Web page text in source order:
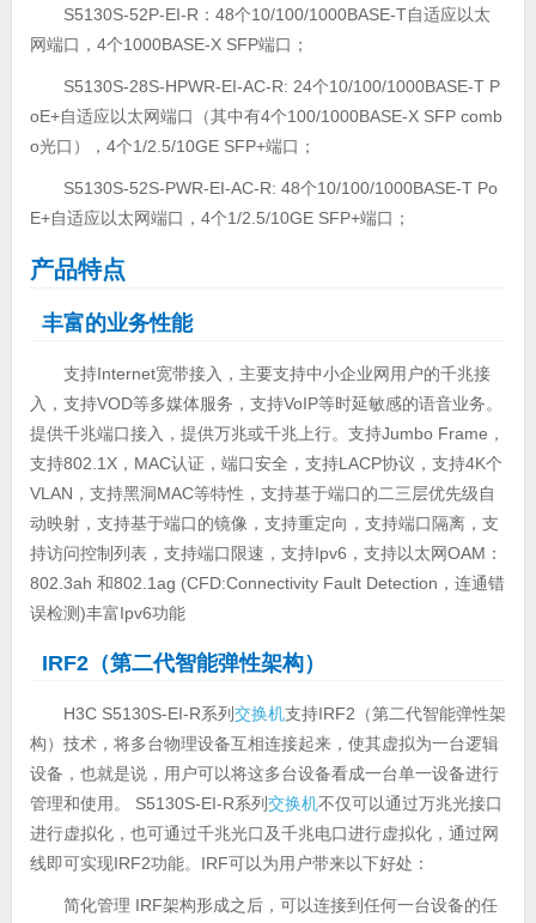
S5130S-52P-EI-R：48个10/100/1000BASE-T自适应以太
网端口，4个1000BASE-X SFP端口；
S5130S-28S-HPWR-EI-AC-R: 24个10/100/1000BASE-T P
oE+自适应以太网端口（其中有4个100/1000BASE-X SFP comb
o光口），4个1/2.5/10GE SFP+端口；
S5130S-52S-PWR-EI-AC-R: 48个10/100/1000BASE-T Po
E+自适应以太网端口，4个1/2.5/10GE SFP+端口；
产品特点
丰富的业务性能
支持Internet宽带接入，主要支持中小企业网用户的千兆接
入，支持VOD等多媒体服务，支持VoIP等时延敏感的语音业务。
提供千兆端口接入，提供万兆或千兆上行。支持Jumbo Frame，
支持802.1X，MAC认证，端口安全，支持LACP协议，支持4K个
VLAN，支持黑洞MAC等特性，支持基于端口的二三层优先级自
动映射，支持基于端口的镜像，支持重定向，支持端口隔离，支
持访问控制列表，支持端口限速，支持Ipv6，支持以太网OAM：
802.3ah 和802.1ag (CFD:Connectivity Fault Detection，连通错
误检测)丰富Ipv6功能
IRF2（第二代智能弹性架构）
H3C S5130S-EI-R系列交换机支持IRF2（第二代智能弹性架
构）技术，将多台物理设备互相连接起来，使其虚拟为一台逻辑
设备，也就是说，用户可以将这多台设备看成一台单一设备进行
管理和使用。 S5130S-EI-R系列交换机不仅可以通过万兆光接口
进行虚拟化，也可通过千兆光口及千兆电口进行虚拟化，通过网
线即可实现IRF2功能。IRF可以为用户带来以下好处：
简化管理 IRF架构形成之后，可以连接到任何一台设备的任